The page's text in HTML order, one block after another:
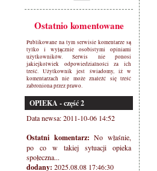
Ostatnio komentowane
Publikowane na tym serwisie komentarze są
tylko i wyłącznie osobistymi opiniami
użytkowników. Serwis nie ponosi
jakiejkolwiek odpowiedzialności za ich
treść. Użytkownik jest świadomy, iż w
komentarzach nie może znaleźć się treść
zabroniona przez prawo.
OPIEKA - część 2
Data newsa: 2011-10-06 14:52
Ostatni komentarz: No właśnie,
po co w takiej sytuacji opieka
społeczna...
dodany: 2025.08.08 17:46:30